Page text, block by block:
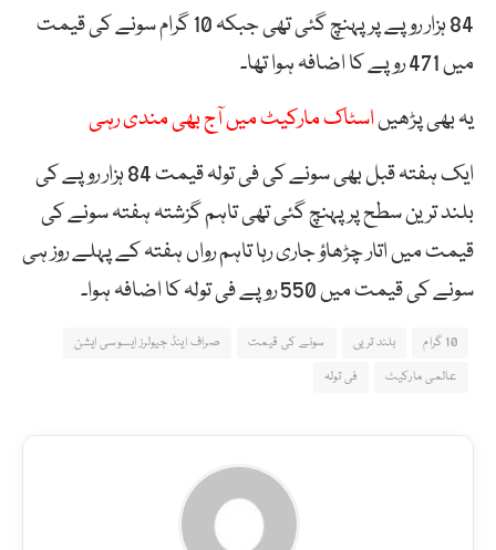
84 ہزار روپے پر پہنچ گئی تھی جبکہ 10 گرام سونے کی قیمت
میں 471 روپے کا اضافہ ہوا تھا۔
یہ بھی پڑھیںاسٹاک مارکیٹ میں آج بھی مندی رہی
ایک ہفتہ قبل بھی سونے کی فی تولہ قیمت 84 ہزار روپے کی
بلند ترین سطح پر پہنچ گئی تھی تاہم گزشتہ ہفتہ سونے کی
قیمت میں اتار چڑھاؤ جاری رہا تاہم رواں ہفتہ کے پہلے روز ہی
سونے کی قیمت میں 550 روپے فی تولہ کا اضافہ ہوا۔
10 گرام بلند تریں سونے کی قیمت
صراف اینڈ جیولرز ایسوسی ایشن
عالمی مارکیٹ
فی تولہ